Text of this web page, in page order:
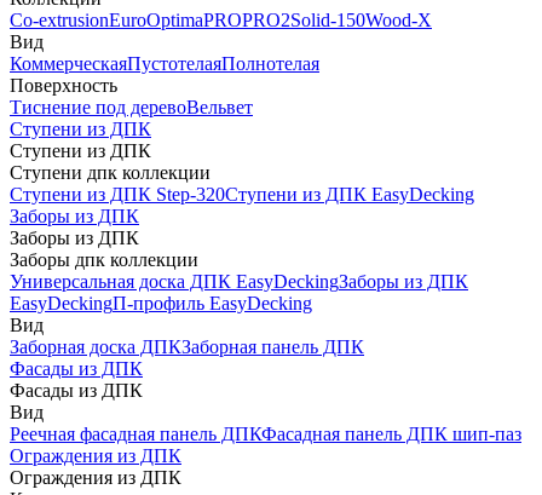
Co-extrusionEuroOptimaPROPRO2Solid-150Wood-X
Вид
КоммерческаяПустотелаяПолнотелая
Поверхность
Тиснение под деревоВельвет
Ступени из ДПК
Ступени из ДПК
Ступени дпк коллекции
Ступени из ДПК Step-320Ступени из ДПК EasyDecking
Заборы из ДПК
Заборы из ДПК
Заборы дпк коллекции
Универсальная доска ДПК EasyDeckingЗаборы из ДПК
EasyDeckingП-профиль EasyDecking
Вид
Заборная доска ДПКЗаборная панель ДПК
Фасады из ДПК
Фасады из ДПК
Вид
Реечная фасадная панель ДПКФасадная панель ДПК шип-паз
Ограждения из ДПК
Ограждения из ДПК